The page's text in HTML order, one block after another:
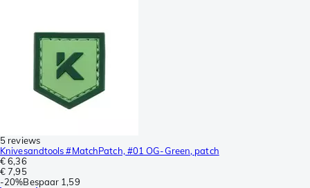
5 reviews
Knivesandtools #MatchPatch, #01 OG-Green, patch
€ 6,36
€ 7,95
-20%Bespaar 1,59